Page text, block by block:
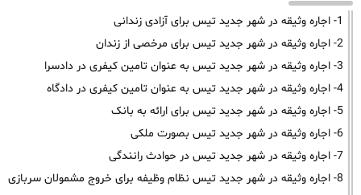
1- اجاره وثیقه در شهر جدید تیس برای آزادی زندانی
2- اجاره وثیقه در شهر جدید تیس برای مرخصی از زندان
3- اجاره وثیقه در شهر جدید تیس به عنوان تامین کیفری در دادسرا
4- اجاره وثیقه در شهر جدید تیس به عنوان تامین کیفری در دادگاه
5- اجاره وثیقه در شهر جدید تیس برای ارائه به بانک
6- اجاره وثیقه در شهر جدید تیس بصورت ملکی
7- اجاره وثیقه در شهر جدید تیس در حوادث رانندگی
8- اجاره وثیقه در شهر جدید تیس نظام وظیفه برای خروج مشمولان سربازی